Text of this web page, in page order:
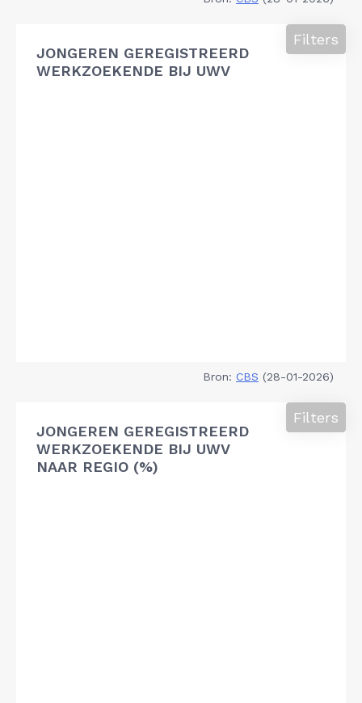
JONGEREN GEREGISTREERD
WERKZOEKENDE BIJ UWV
Filters
Bron: CBS (28-01-2026)
JONGEREN GEREGISTREERD
WERKZOEKENDE BIJ UWV
NAAR REGIO (%)
Filters